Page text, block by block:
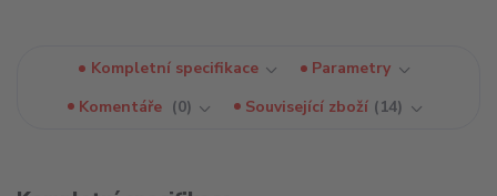
Kompletní specifikace
Parametry
Komentáře
0 Související zboží 14